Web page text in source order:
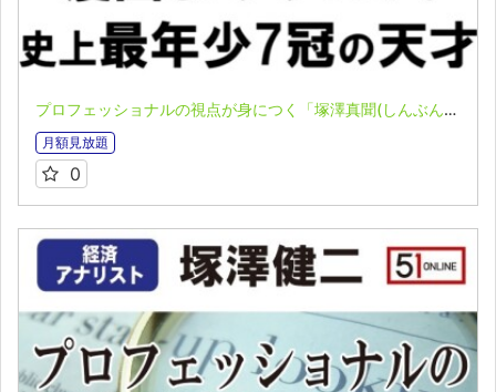
プロフェッショナルの視点が身につく「塚澤真聞(しんぶん)」(2023.06.05)
月額見放題
0